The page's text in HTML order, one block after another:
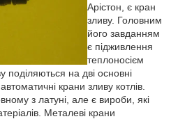
Арістон, є кран
зливу. Головним
його завданням
є підживлення
теплоносієм
поділяються на дві основні
крани зливу котлів.
з латуні, але є вироби, які
Металеві крани